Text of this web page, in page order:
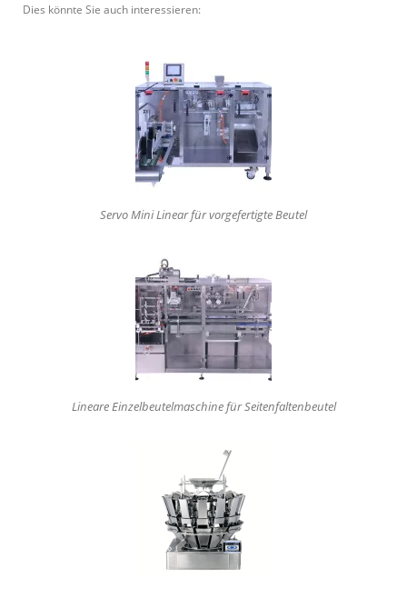
Dies könnte Sie auch interessieren:
Servo Mini Linear für vor­ge­fer­tigte Beutel
Lineare Ein­zel­beu­tel­ma­schine für Seitenfaltenbeutel